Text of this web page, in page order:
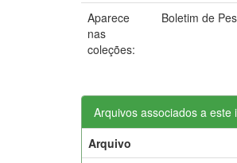
Aparece
nas
coleções:
Boletim de
Arquivos associados a este
Arquivo